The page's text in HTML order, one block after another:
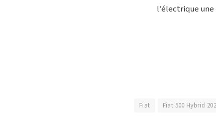
l’électrique
Fiat Fiat 500 Hybrid